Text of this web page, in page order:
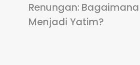
Renungan:
Menjadi Yatim?